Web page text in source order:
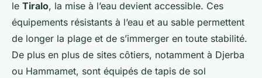
le Tiralo, la mise à l’eau devient accessible. Ces
équipements résistants à l’eau et au sable permettent
de longer la plage et de s’immerger en toute stabilité.
De plus en plus de sites côtiers, notamment à Djerba
ou Hammamet, sont équipés de tapis de sol